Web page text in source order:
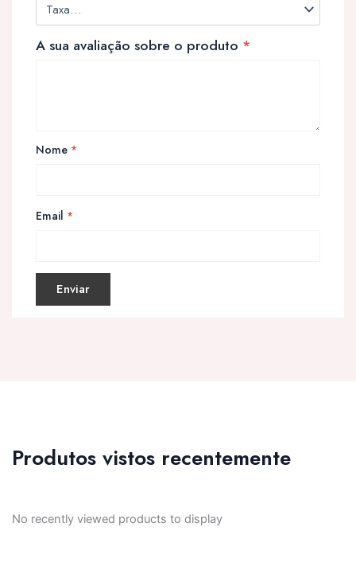
A sua avaliação sobre o produto *
Nome *
Email *
Produtos vistos recentemente
No recently viewed products to display